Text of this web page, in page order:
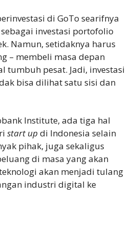
di GoTo searifnya
investasi portofolio
Namun, setidaknya harus
– membeli masa depan
tumbuh pesat. Jadi, investasi
bisa dilihat satu sisi dan
Institute, ada tiga hal
start up di Indonesia selain
pihak, juga sekaligus
di masa yang akan
akan menjadi tulang
industri digital ke